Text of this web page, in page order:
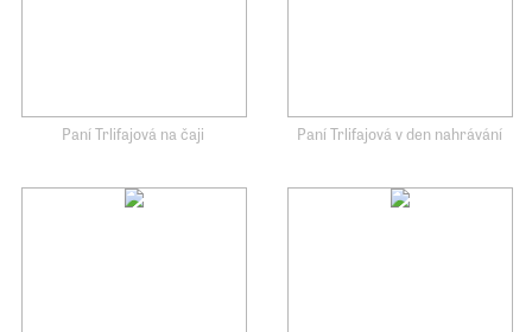
Paní Trlifajová na čaji Paní Trlifajová v den nahrávání